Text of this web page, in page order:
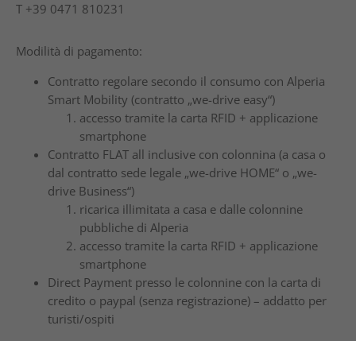
T +39 0471 810231
Modilità di pagamento:
Contratto regolare secondo il consumo con Alperia
Smart Mobility (contratto „we-drive easy“)
accesso tramite la carta RFID + applicazione
smartphone
Contratto FLAT all inclusive con colonnina (a casa o
dal contratto sede legale „we-drive HOME“ o „we-
drive Business“)
ricarica illimitata a casa e dalle colonnine
pubbliche di Alperia
accesso tramite la carta RFID + applicazione
smartphone
Direct Payment presso le colonnine con la carta di
credito o paypal (senza registrazione) – addatto per
turisti/ospiti